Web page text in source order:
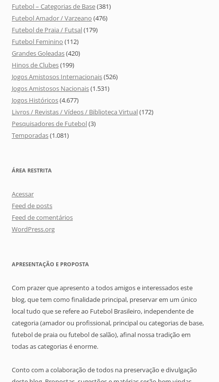
Futebol – Categorias de Base(381)
Futebol Amador / Varzeano (476)
Futebol de Praia / Futsal(179)
Futebol Feminino (112)
Grandes Goleadas(420)
Hinos de Clubes(199)
Jogos Amistosos Internacionais(526)
Jogos Amistosos Nacionais(1.531)
Jogos Históricos(4.677)
Livros / Revistas / Vídeos / Biblioteca Virtual(172)
Pesquisadores de Futebol(3)
Temporadas(1.081)
ÁREA RESTRITA
Acessar
Feed de posts
Feed de comentários
WordPress.org
APRESENTAÇÃO E PROPOSTA
Com prazer que apresento a todos amigos e interessados este
blog, que tem como finalidade principal, preservar em um único
local tudo que se refere ao Futebol Brasileiro, independente de
categoria (amador ou profissional, principal ou categorias de base,
futebol de praia ou futebol de salão), afinal nossa tradição em
todas as categorias é enorme.
Conto com a colaboração de todos na preservação e divulgação